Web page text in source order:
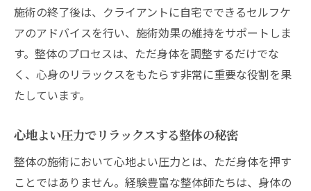
整体で内側から健康を促進する方法
整体を受ける前に知っておきたい心身の整え方
整体の効果を最大化するための事前準備
心身の状態を整えるためのリラクゼーショ
初めて整体を受ける際の心構え
施術前の注意点と食事のガイドライン
整体による効果を高める思考法
施術の終了後は、クライアントに自宅でできるセルフケ
アのアドバイスを行い、施術効果の維持をサポートしま
す。整体のプロセスは、ただ身体を調整するだけでな
く、心身のリラックスをもたらす非常に重要な役割を果
たしています。
心地よい圧力でリラックスする整体の秘密
整体の施術において心地よい圧力とは、ただ身体を押す
ことではありません。経験豊富な整体師たちは、身体の